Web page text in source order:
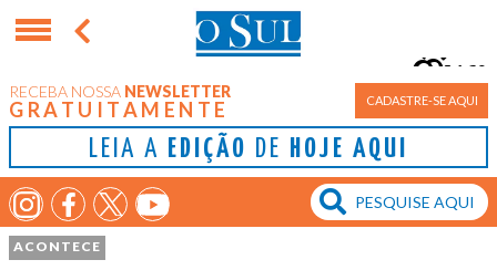
RECEBA NOSSA NEWSLETTER
GRATUITAMENTE CADASTRE-SE AQUI
LEIA A EDIÇÃO DE HOJE AQUI
Porto Alegre
16°
ACONTECE